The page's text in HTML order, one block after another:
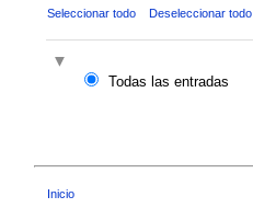
Seleccionar todo Deseleccionar todo
Todas las entradas
Inicio